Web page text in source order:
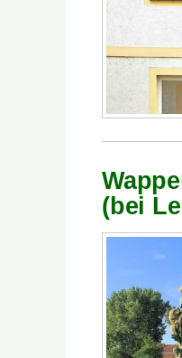
(bei